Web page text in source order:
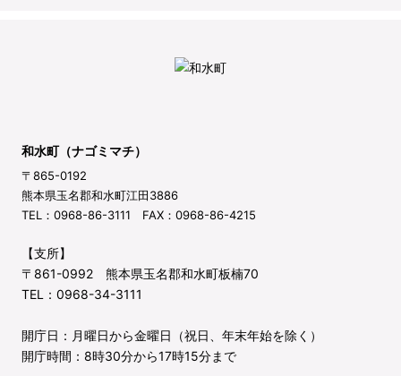
和水町（ナゴミマチ）
〒865-0192
熊本県玉名郡和水町江田3886
TEL：0968-86-3111 FAX：0968-86-4215
【支所】
〒861-0992 熊本県玉名郡和水町板楠70
TEL：0968-34-3111
開庁日：月曜日から金曜日（祝日、年末年始を除く）
開庁時間：8時30分から17時15分まで